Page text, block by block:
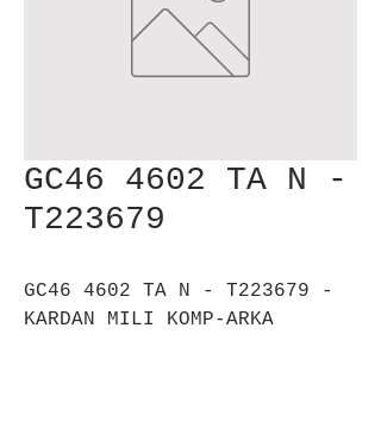
GC46 4602 TA N -
T223679
GC46 4602 TA N - T223679 -
KARDAN MILI KOMP-ARKA